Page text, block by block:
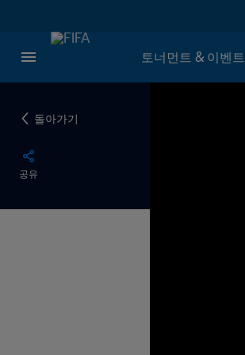
토너먼트 & 이벤트
돌아가기
공유